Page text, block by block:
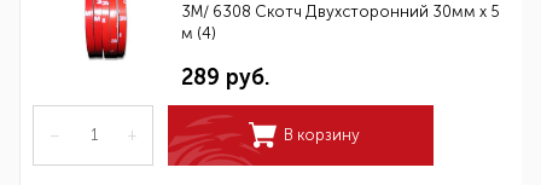
3M/ 6308 Скотч Двухсторонний 30мм х 5
м (4)
289 руб.
– + В корзину